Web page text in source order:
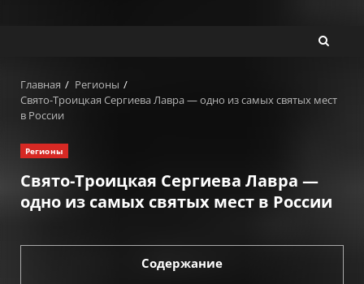
Главная
Регионы
Свято-Троицкая Сергиева Лавра — одно из самых святых мест
в России
Регионы
Свято-Троицкая Сергиева Лавра —
одно из самых святых мест в России
Содержание